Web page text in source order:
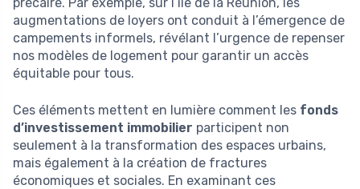
augmentations de loyers ont conduit à l’émergence de
campements informels, révélant l’urgence de repenser
nos modèles de logement pour garantir un accès
équitable pour tous.
Ces éléments mettent en lumière comment les fonds
d’investissement immobilier participent non
seulement à la transformation des espaces urbains,
mais également à la création de fractures
économiques et sociales. En examinant ces